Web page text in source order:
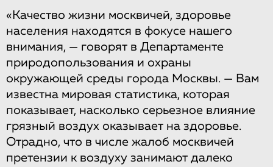
«Качество жизни москвичей, здоровье
населения находятся в фокусе нашего
внимания, — говорят в Департаменте
природопользования и охраны
окружающей среды города Москвы. — Вам
известна мировая статистика, которая
показывает, насколько серьезное влияние
грязный воздух оказывает на здоровье.
Отрадно, что в числе жалоб москвичей
претензии к воздуху занимают далеко